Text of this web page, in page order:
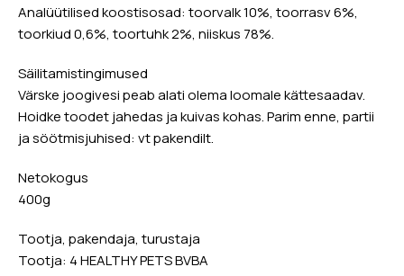
Analüütilised koostisosad: toorvalk 10%, toorrasv 6%,
toorkiud 0,6%, toortuhk 2%, niiskus 78%.
Säilitamistingimused
Värske joogivesi peab alati olema loomale kättesaadav.
Hoidke toodet jahedas ja kuivas kohas. Parim enne, partii
ja söötmisjuhised: vt pakendilt.
Netokogus
400g
Tootja, pakendaja, turustaja
Tootja: 4 HEALTHY PETS BVBA